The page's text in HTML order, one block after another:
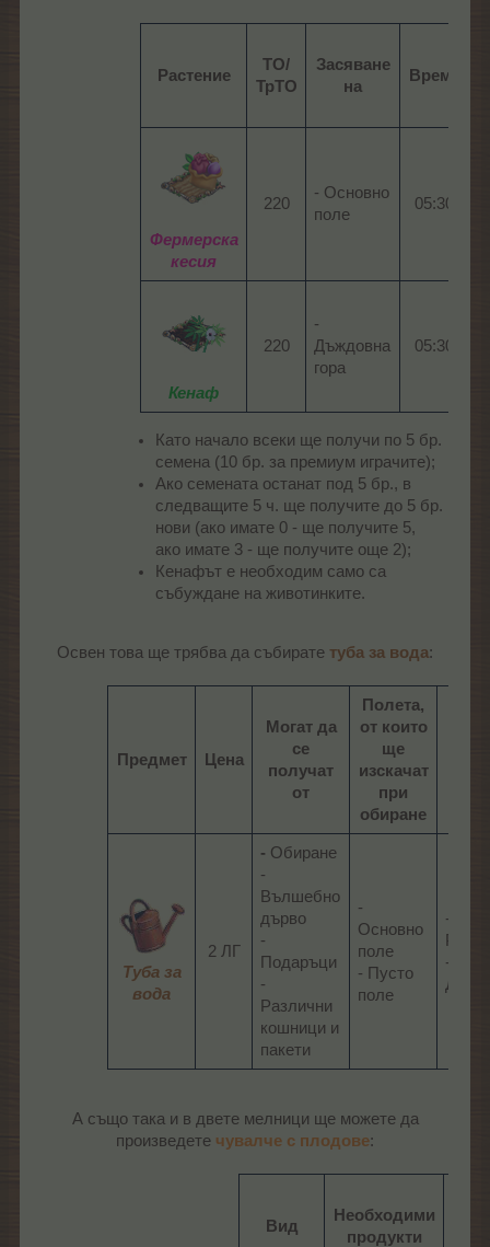
Растение
ТО/
ТрТО
Засяване
на
Време
Фермерска
кесия
220​
- Основно
поле
05:30​
Кенаф
220​
-
Дъждовна
гора
05:30​
Като начало всеки ще получи по 5 бр.
семена (10 бр. за премиум играчите);
Ако семената останат под 5 бр., в
следващите 5 ч. ще получите до 5 бр.
нови (ако имате 0 - ще получите 5,
ако имате 3 - ще получите още 2);
Кенафът е необходим само са
събуждане на животинките.
Освен това ще трябва да събирате тубa за вода:​
Предмет Цена
Могат да
се
получат
от
Полета,
от които
ще
изскачат
при
обиране
Туба за
вода
2 ЛГ
- Обиране
-
Вълшебно
дърво
-
Подаръци
-
Различни
кошници и
пакети​
-
Основно
поле
- Пусто
поле​
-
-
А също така и в двете мелници ще можете да
произведете чувалче с плодове:​
Вид
Необходими
продукти